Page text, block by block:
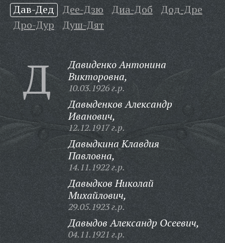
Дав-Дед Дее-Дзю Диа-Доб
Дод-Дре
Дро-Дур
Душ-Дят
Д
Давиденко Антонина
Викторовна,
10.03.1926 г.р.
Давыденков Александр
Иванович,
12.12.1917 г.р.
Давыдкина Клавдия
Павловна,
14.11.1922 г.р.
Давыдков Николай
Михайлович,
29.05.1923 г.р.
Давыдов Александр Осеевич,
04.11.1921 г.р.